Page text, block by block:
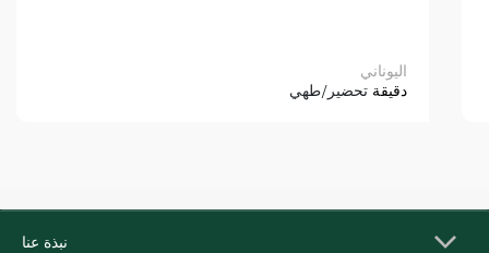
اليوناني
دقيقة تحضير/طهي
نبذة عنا